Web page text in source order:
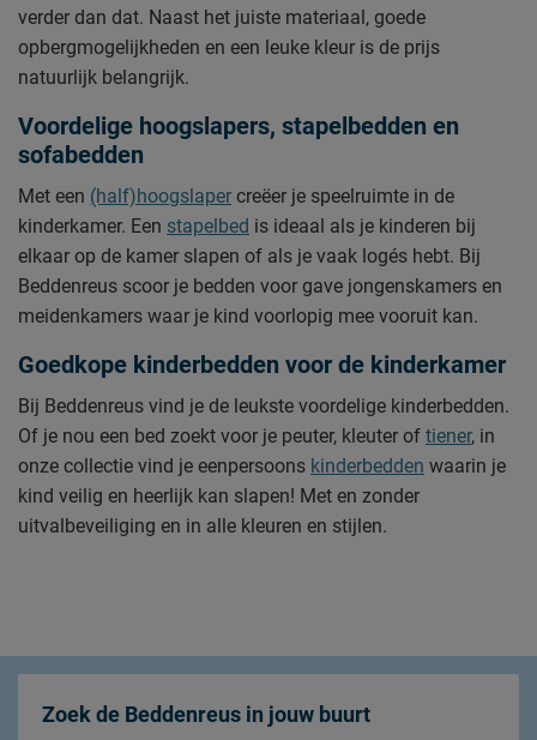
verder dan dat. Naast het juiste materiaal, goede
opbergmogelijkheden en een leuke kleur is de prijs
natuurlijk belangrijk.
Voordelige hoogslapers, stapelbedden en
sofabedden
Met een (half)hoogslaper creëer je speelruimte in de
kinderkamer. Een stapelbed is ideaal als je kinderen bij
elkaar op de kamer slapen of als je vaak logés hebt. Bij
Beddenreus scoor je bedden voor gave jongenskamers en
meidenkamers waar je kind voorlopig mee vooruit kan.
Goedkope kinderbedden voor de kinderkamer
Bij Beddenreus vind je de leukste voordelige kinderbedden.
Of je nou een bed zoekt voor je peuter, kleuter of tiener, in
onze collectie vind je eenpersoons kinderbedden waarin je
kind veilig en heerlijk kan slapen! Met en zonder
uitvalbeveiliging en in alle kleuren en stijlen.
Zoek de Beddenreus in jouw buurt